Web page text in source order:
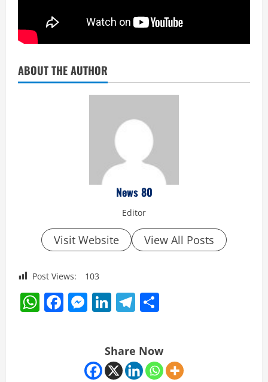
ABOUT THE AUTHOR
News 80
Editor
Visit Website View All Posts
Post Views: 103
WhatsApp
Facebook
Messenger
LinkedIn
Telegram
Share Now